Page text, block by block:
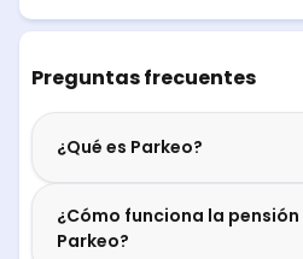
Preguntas frecuentes
¿Qué es Parkeo?
¿Cómo funciona la pensión
Parkeo?